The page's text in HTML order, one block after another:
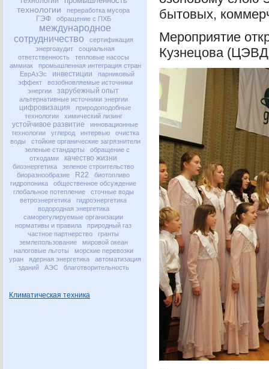
технологии переработка мусора
ГЭФ обращение с ПХБ
международное
сотрудничество
сертификация
энергоаудит
социальная
ответственность
тепловые насосы
аммиак
промышленная интеграция стран
ЕврАзЭс
инвестиции
парниковый
эффект
возобновляемые источники
энергии
зарубежный опыт
альтернативные источники энергии
цифровизация
природоподобные
технологии
химический лизинг
устойчивое развитие
инновационные
технологии
углерод интервью
очистка
воды
стойкие органические загрязнители
зеленые стандарты
обращение с
отходами
качество жизни
биоэнергетика
зеленое строительство
биоразнообразие
R22
биотопливо
гидропоника
общественное обсуждение
глобальное потепление
сточные воды
ветроэнергетика
гидроэнергетика
водородная энергетика
саморегулируемые организации
нормативы и правила
природный газ
частное партнерство
гранты
землепользование
мировой океан
налоговые льготы
морские перевозки
уран
ядерная энергетика
автоматизация
зданий
АЭС благотворительность
Климатическая техника
бытовых,
Мероприятие
Кузнецова (ЦЭВД